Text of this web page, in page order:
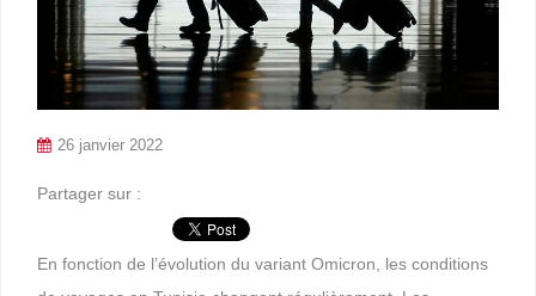
26 janvier 2022
Partager sur :
En fonction de l’évolution du variant Omicron, les conditions